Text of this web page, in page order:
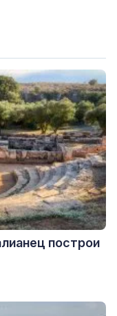
построи